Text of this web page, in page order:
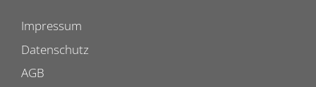
Impressum
Datenschutz
AGB